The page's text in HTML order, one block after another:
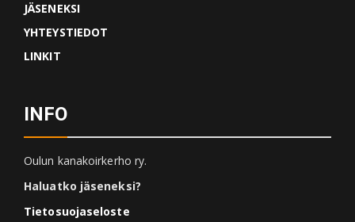
JÄSENEKSI
YHTEYSTIEDOT
LINKIT
INFO
Oulun kanakoirkerho ry.
Haluatko jäseneksi?
Tietosuojaseloste